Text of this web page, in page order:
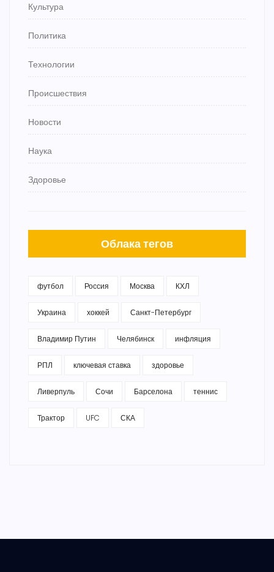
Культура
Политика
Технологии
Происшествия
Новости
Наука
Здоровье
Облака тегов
футбол Россия Москва КХЛ
Украина хоккей Санкт-Петербург
Владимир Путин Челябинск инфляция
РПЛ ключевая ставка здоровье
Ливерпуль Сочи Барселона теннис
Трактор UFC СКА